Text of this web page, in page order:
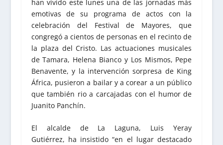
han vivido este lunes una de las jornadas más
emotivas de su programa de actos con la
celebración del Festival de Mayores, que
congregó a cientos de personas en el recinto de
la plaza del Cristo. Las actuaciones musicales
de Tamara, Helena Bianco y Los Mismos, Pepe
Benavente, y la intervención sorpresa de King
África, pusieron a bailar y a corear a un público
que también rio a carcajadas con el humor de
Juanito Panchín.
El alcalde de La Laguna, Luis Yeray
Gutiérrez, ha insistido “en el lugar destacado